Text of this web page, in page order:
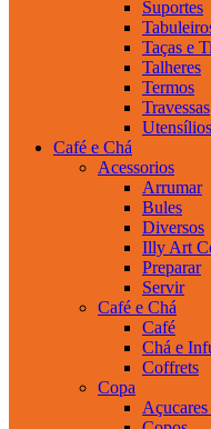
Suportes
Taças e
Talheres
Termos
Travessas
Café e Chá
Acessorios
Arrumar
Bules
Diversos
Illy Art
Preparar
Servir
Café e Chá
Café
Chá e
Coffrets
Copa